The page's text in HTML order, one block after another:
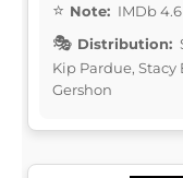
Note: IMDb 4.6
Distribution:
Kip Pardue, Stacy
Gershon